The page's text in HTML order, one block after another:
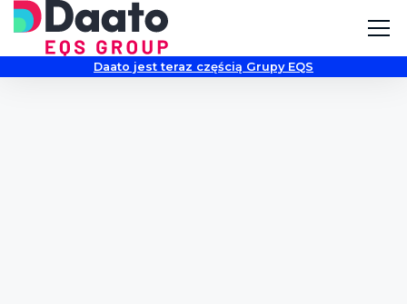
Daato jest teraz częścią Grupy EQS